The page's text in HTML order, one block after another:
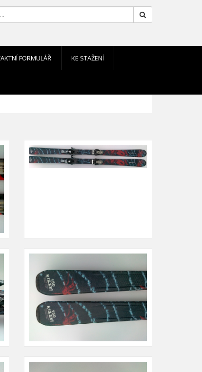
FORMULÁŘ KE STAŽENÍ